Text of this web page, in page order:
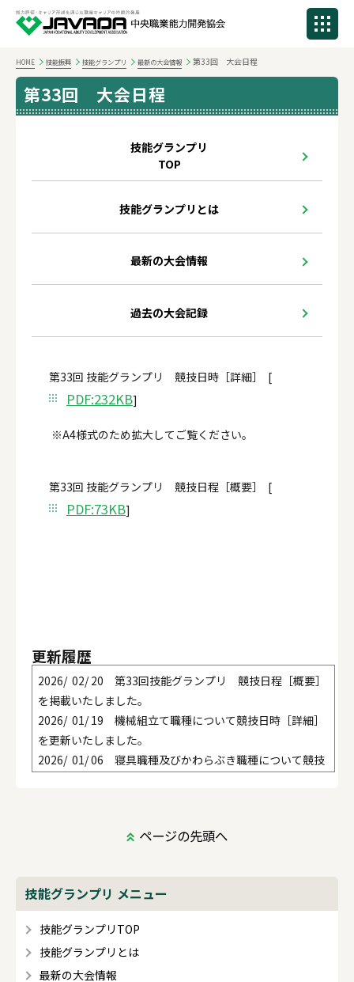
HOME 技能振興 技能グランプリ 最新の大会情報 第33回 大会日程
第33回 大会日程
技能グランプリ
TOP
技能グランプリとは
最新の大会情報
過去の大会記録
第33回 技能グランプリ 競技日時［詳細］ [
PDF:232KB]
※A4様式のため拡大してご覧ください。
第33回 技能グランプリ 競技日程［概要］ [
PDF:73KB]
更新履歴
2026/ 02/ 20 第33回技能グランプリ 競技日程［概要］
を掲載いたしました。
2026/ 01/ 19 機械組立て職種について競技日時［詳細］
を更新いたしました。
2026/ 01/ 06 寝具職種及びかわらぶき職種について競技
2025/ 12/ 03 第33回技能グランプリ 旋盤職種の競技日
ページの先頭へ
技能グランプリ メニュー
技能グランプリTOP
技能グランプリとは
最新の大会情報